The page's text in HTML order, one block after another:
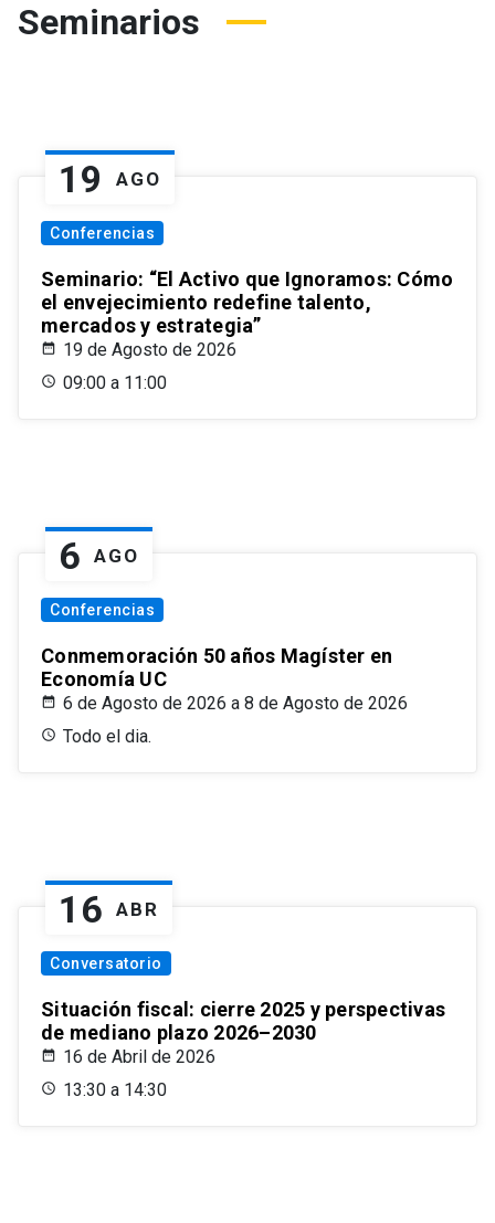
Seminarios
19 AGO
Conferencias
Seminario: “El Activo que Ignoramos: Cómo
el envejecimiento redefine talento,
mercados y estrategia”
19 de Agosto de 2026
09:00 a 11:00
6 AGO
Conferencias
Conmemoración 50 años Magíster en
Economía UC
6 de Agosto de 2026 a 8 de Agosto de 2026
Todo el dia.
16 ABR
Conversatorio
Situación fiscal: cierre 2025 y perspectivas
de mediano plazo 2026–2030
16 de Abril de 2026
13:30 a 14:30